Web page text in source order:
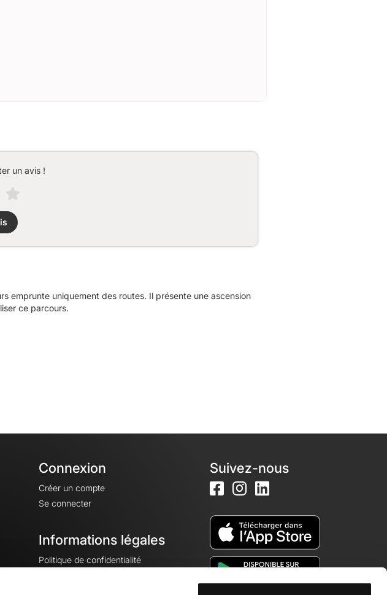
un avis !
emprunte uniquement des routes. Il présente une ascension
ce parcours.
Connexion
Créer un compte
Se connecter
Informations légales
Politique de confidentialité
Suivez-nous